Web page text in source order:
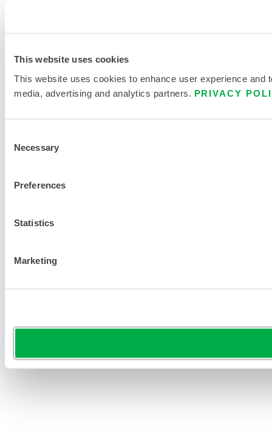
This website uses cookies
This website uses cookies to enhance user experience
media, advertising and analytics partners. PRIVACY
Selection
Necessary
Preferences
Statistics
Marketing